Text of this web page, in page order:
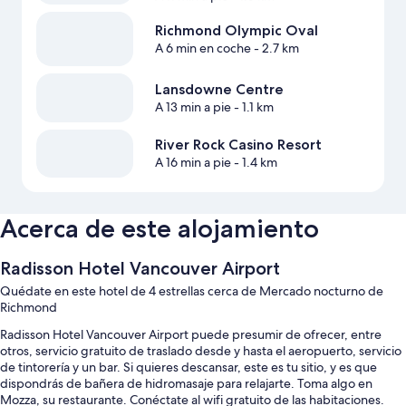
Richmond Olympic Oval
A 6 min en coche- 2.7 km
Lansdowne Centre
A 13 min a pie- 1.1 km
River Rock Casino Resort
A 16 min a pie- 1.4 km
Acerca de este alojamiento
Radisson Hotel Vancouver Airport
Quédate en este hotel de 4 estrellas cerca de Mercado nocturno de
Richmond
Radisson Hotel Vancouver Airport puede presumir de ofrecer, entre
otros, servicio gratuito de traslado desde y hasta el aeropuerto, servicio
de tintorería y un bar. Si quieres descansar, este es tu sitio, y es que
dispondrás de bañera de hidromasaje para relajarte. Toma algo en
Mozza, su restaurante. Conéctate al wifi gratuito de las habitaciones.